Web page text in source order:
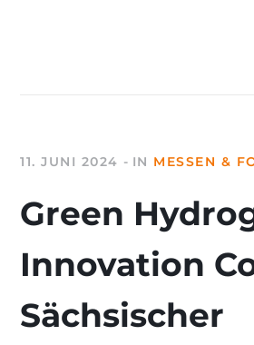
11. JUNI 2024 IN MESSEN &
Green
Innovation
Sächsischer